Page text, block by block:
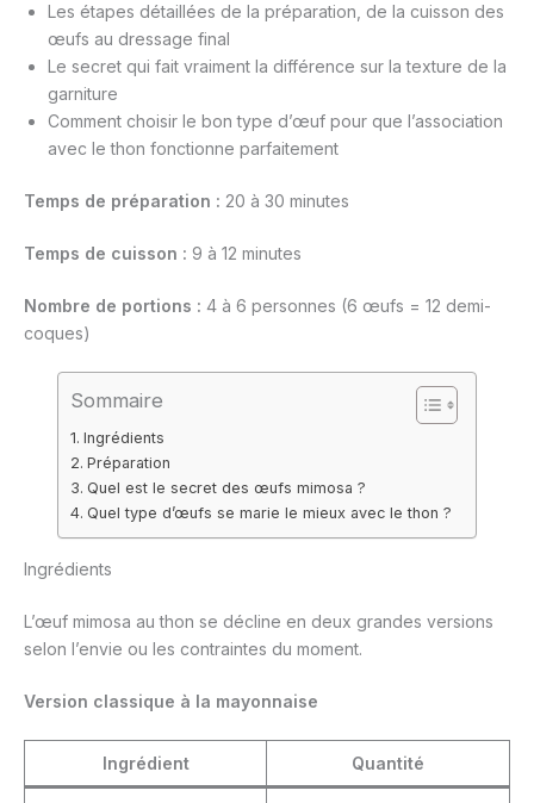
Les étapes détaillées de la préparation, de la cuisson des
œufs au dressage final
Le secret qui fait vraiment la différence sur la texture de la
garniture
Comment choisir le bon type d’œuf pour que l’association
avec le thon fonctionne parfaitement
Temps de préparation : 20 à 30 minutes
Temps de cuisson : 9 à 12 minutes
Nombre de portions : 4 à 6 personnes (6 œufs = 12 demi-
coques)
Sommaire
Ingrédients
Préparation
Quel est le secret des œufs mimosa ?
Quel type d’œufs se marie le mieux avec le thon ?
Ingrédients
L’œuf mimosa au thon se décline en deux grandes versions
selon l’envie ou les contraintes du moment.
Version classique à la mayonnaise
Ingrédient Quantité